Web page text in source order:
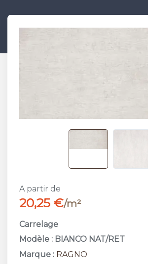
A partir de
20,25 €/m²
Carrelage
Modèle : BIANCO NAT/RET
Marque : RAGNO